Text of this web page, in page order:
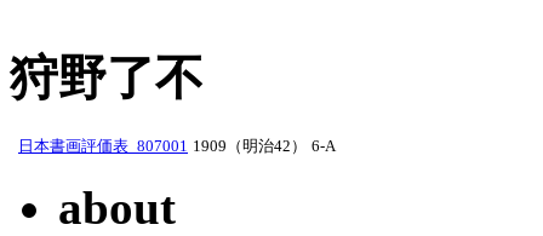
狩野了不
日本書画評価表_807001 1909（明治42） 6-A
about